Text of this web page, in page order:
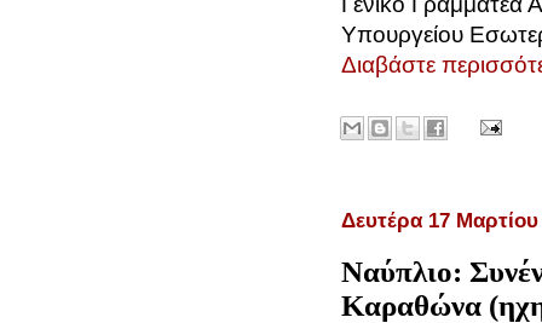
Υπουργείου
Διαβάστε
Δευτέρα 17 Μαρτίου
Ναύπλιο:
Καραθώνα